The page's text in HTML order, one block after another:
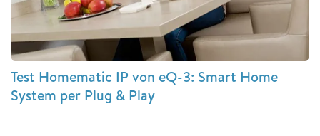
Test Homematic IP von eQ-3: Smart Home
System per Plug & Play